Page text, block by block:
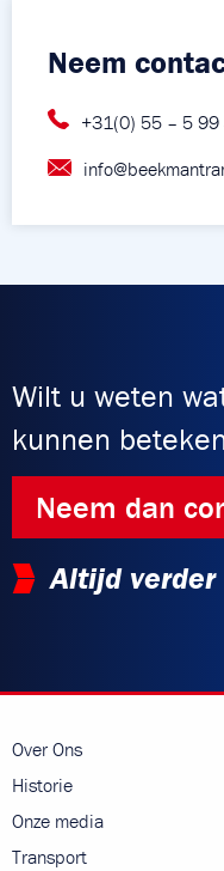
Neem
+31(0) 55 – 5
Wilt u weten
kunnen
Neem dan
Altijd verder
Over Ons
Historie
Onze media
Transport